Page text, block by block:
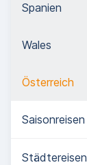
Spanien
Wales
Österreich
Saisonreisen
Städtereisen